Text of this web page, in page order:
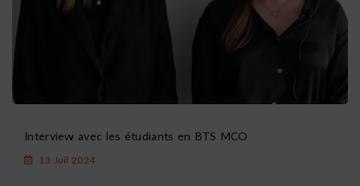
Interview avec les étudiants en BTS MCO
13 Juil 2024